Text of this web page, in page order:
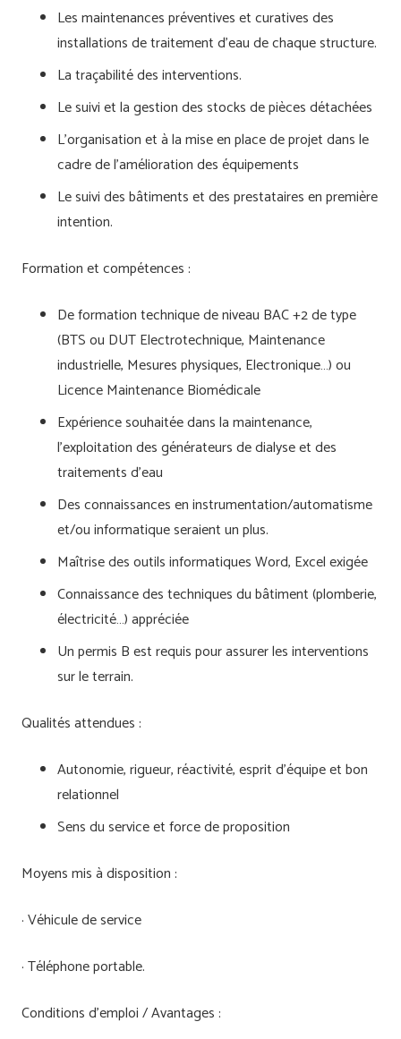
Les maintenances préventives et curatives des
installations de traitement d’eau de chaque structure.
La traçabilité des interventions.
Le suivi et la gestion des stocks de pièces détachées
L’organisation et à la mise en place de projet dans le
cadre de l’amélioration des équipements
Le suivi des bâtiments et des prestataires en première
intention.
Formation et compétences :
De formation technique de niveau BAC +2 de type
(BTS ou DUT Electrotechnique, Maintenance
industrielle, Mesures physiques, Electronique…) ou
Licence Maintenance Biomédicale
Expérience souhaitée dans la maintenance,
l’exploitation des générateurs de dialyse et des
traitements d’eau
Des connaissances en instrumentation/automatisme
et/ou informatique seraient un plus.
Maîtrise des outils informatiques Word, Excel exigée
Connaissance des techniques du bâtiment (plomberie,
électricité…) appréciée
Un permis B est requis pour assurer les interventions
sur le terrain.
Qualités attendues :
Autonomie, rigueur, réactivité, esprit d’équipe et bon
relationnel
Sens du service et force de proposition
Moyens mis à disposition :
· Véhicule de service
· Téléphone portable.
Conditions d’emploi / Avantages :